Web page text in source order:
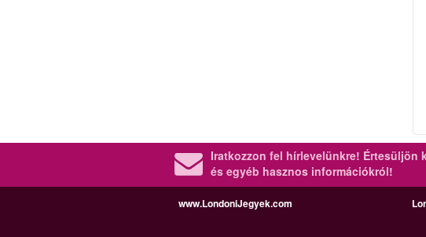
Iratkozzon fel hírlevelünkre! Értesüljön
és egyéb hasznos információkról!
www.LondoniJegyek.com